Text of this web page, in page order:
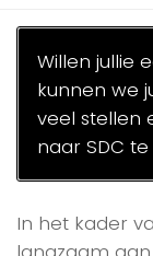
Willen jullie
kunnen we
veel stellen
naar SDC
In het kader